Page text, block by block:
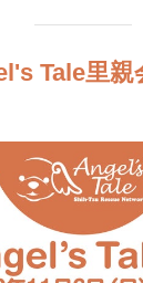
Tale里